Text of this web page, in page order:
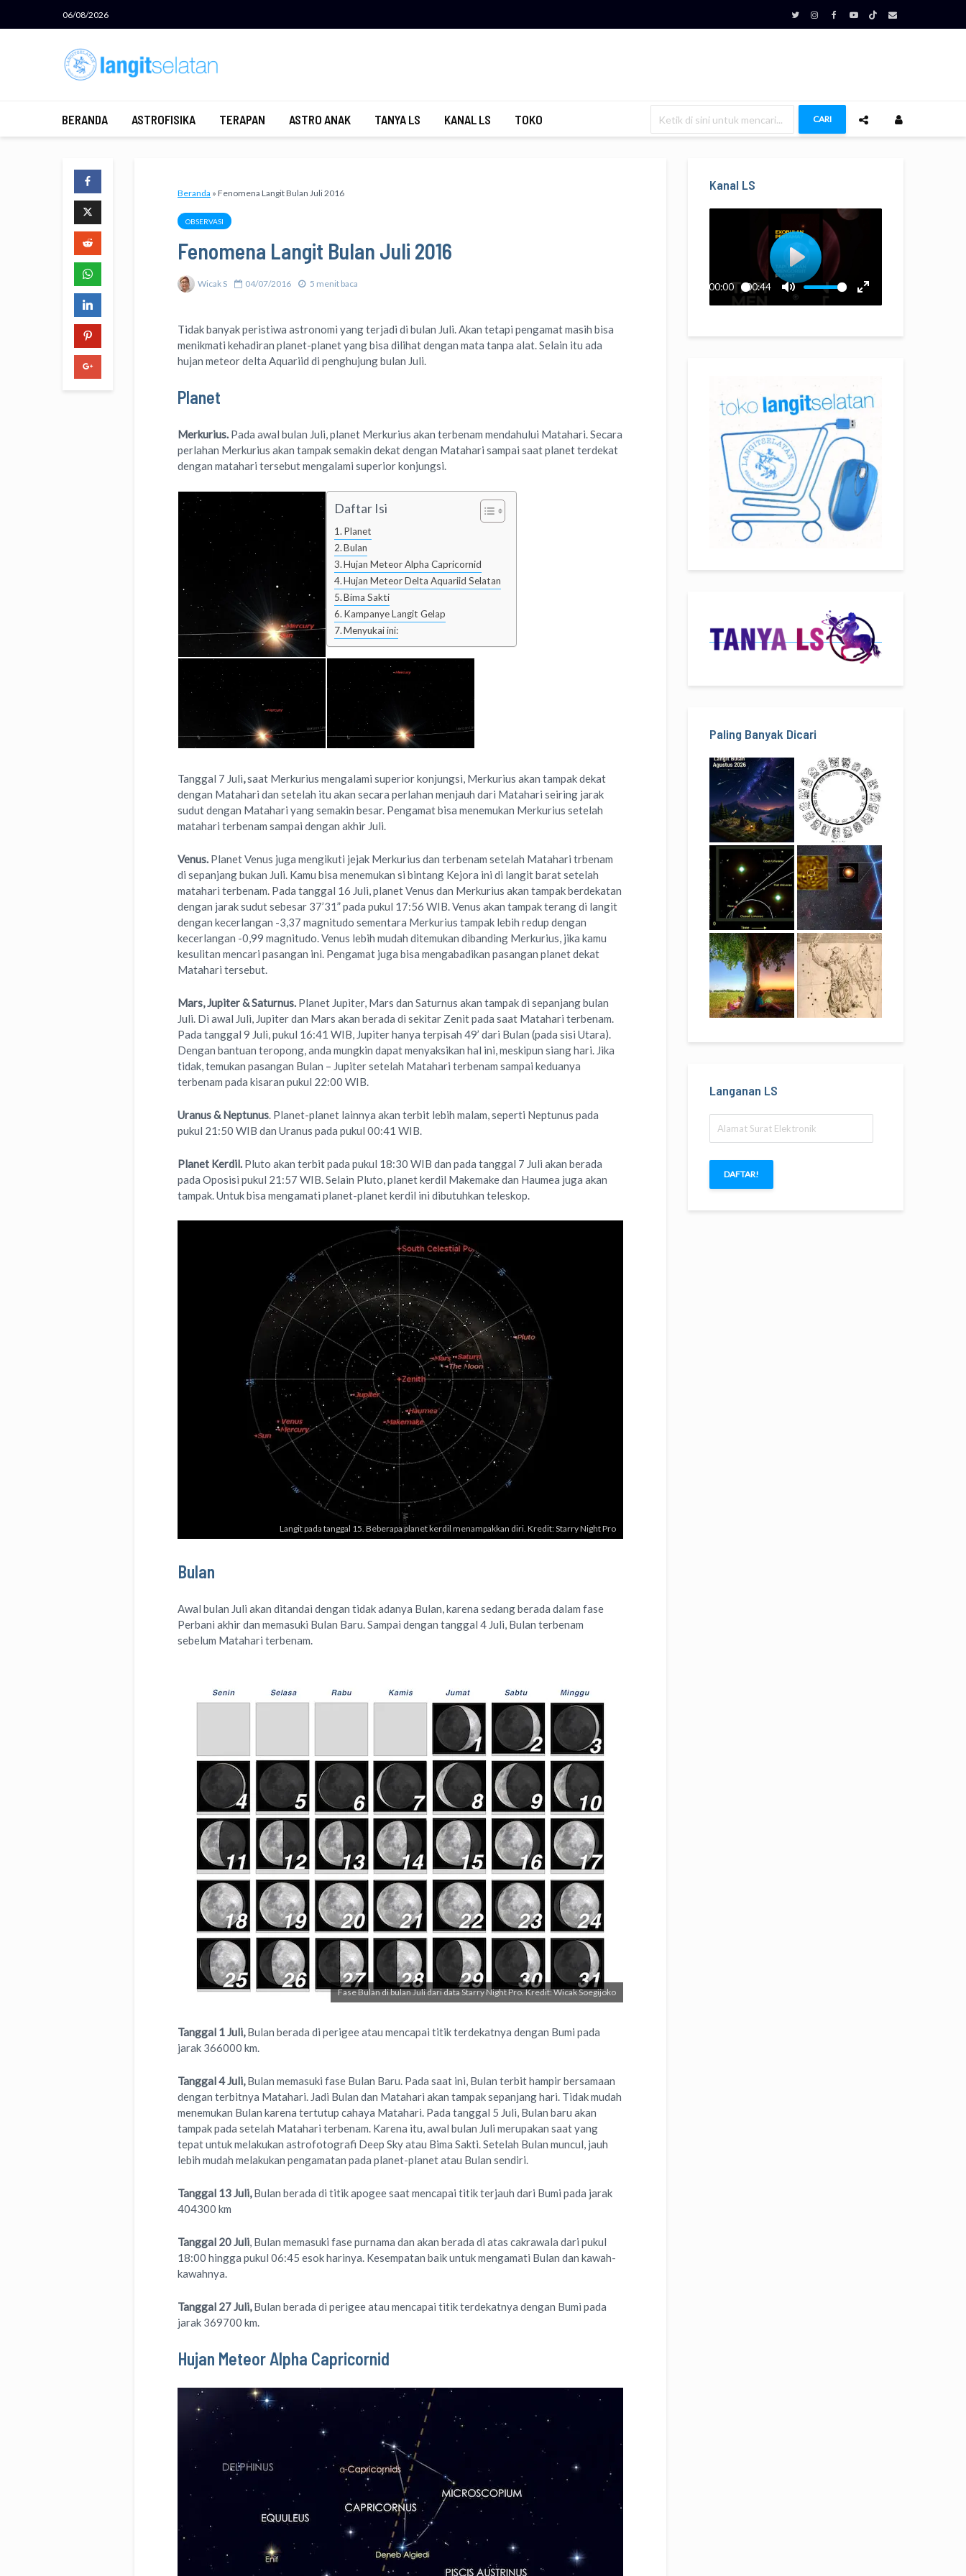
06/08/2026
BERANDA ASTROFISIKA TERAPAN ASTRO ANAK TANYA LS KANAL LS TOKO CARI
Beranda » Fenomena Langit Bulan Juli 2016
OBSERVASI
Fenomena Langit Bulan Juli 2016
Wicak S 04/07/2016 5 menit baca
Tidak banyak peristiwa astronomi yang terjadi di bulan Juli. Akan tetapi pengamat masih bisa
menikmati kehadiran planet-planet yang bisa dilihat dengan mata tanpa alat. Selain itu ada
hujan meteor delta Aquariid di penghujung bulan Juli.
Planet
Merkurius. Pada awal bulan Juli, planet Merkurius akan terbenam mendahului Matahari. Secara
perlahan Merkurius akan tampak semakin dekat dengan Matahari sampai saat planet terdekat
dengan matahari tersebut mengalami superior konjungsi.
Daftar Isi
Planet
Bulan
Hujan Meteor Alpha Capricornid
Hujan Meteor Delta Aquariid Selatan
Bima Sakti
Kampanye Langit Gelap
Menyukai ini:
Tanggal 7 Juli,saat Merkurius mengalami superior konjungsi, Merkurius akan tampak dekat
dengan Matahari dan setelah itu akan secara perlahan menjauh dari Matahari seiring jarak
sudut dengan Matahari yang semakin besar. Pengamat bisa menemukan Merkurius setelah
matahari terbenam sampai dengan akhir Juli.
Venus. Planet Venus juga mengikuti jejak Merkurius dan terbenam setelah Matahari trbenam
di sepanjang bukan Juli. Kamu bisa menemukan si bintang Kejora ini di langit barat setelah
matahari terbenam. Pada tanggal 16 Juli, planet Venus dan Merkurius akan tampak berdekatan
dengan jarak sudut sebesar 37’31” pada pukul 17:56 WIB. Venus akan tampak terang di langit
dengan kecerlangan -3,37 magnitudo sementara Merkurius tampak lebih redup dengan
kecerlangan -0,99 magnitudo. Venus lebih mudah ditemukan dibanding Merkurius, jika kamu
kesulitan mencari pasangan ini. Pengamat juga bisa mengabadikan pasangan planet dekat
Matahari tersebut.
Mars, Jupiter & Saturnus. Planet Jupiter, Mars dan Saturnus akan tampak di sepanjang bulan
Juli. Di awal Juli, Jupiter dan Mars akan berada di sekitar Zenit pada saat Matahari terbenam.
Pada tanggal 9 Juli, pukul 16:41 WIB, Jupiter hanya terpisah 49’ dari Bulan (pada sisi Utara).
Dengan bantuan teropong, anda mungkin dapat menyaksikan hal ini, meskipun siang hari. Jika
tidak, temukan pasangan Bulan – Jupiter setelah Matahari terbenam sampai keduanya
terbenam pada kisaran pukul 22:00 WIB.
Uranus & Neptunus . Planet-planet lainnya akan terbit lebih malam, seperti Neptunus pada
pukul 21:50 WIB dan Uranus pada pukul 00:41 WIB.
Planet Kerdil. Pluto akan terbit pada pukul 18:30 WIB dan pada tanggal 7 Juli akan berada
pada Oposisi pukul 21:57 WIB. Selain Pluto, planet kerdil Makemake dan Haumea juga akan
tampak. Untuk bisa mengamati planet-planet kerdil ini dibutuhkan teleskop.
Langit pada tanggal 15. Beberapa planet kerdil menampakkan diri. Kredit: Starry Night Pro
Bulan
Awal bulan Juli akan ditandai dengan tidak adanya Bulan, karena sedang berada dalam fase
Perbani akhir dan memasuki Bulan Baru. Sampai dengan tanggal 4 Juli, Bulan terbenam
sebelum Matahari terbenam.
Fase Bulan di bulan Juli dari data Starry Night Pro. Kredit: Wicak Soegijoko
Tanggal 1 Juli, Bulan berada di perigee atau mencapai titik terdekatnya dengan Bumi pada
jarak 366000 km.
Tanggal 4 Juli, Bulan memasuki fase Bulan Baru. Pada saat ini, Bulan terbit hampir bersamaan
dengan terbitnya Matahari. Jadi Bulan dan Matahari akan tampak sepanjang hari. Tidak mudah
menemukan Bulan karena tertutup cahaya Matahari. Pada tanggal 5 Juli, Bulan baru akan
tampak pada setelah Matahari terbenam. Karena itu, awal bulan Juli merupakan saat yang
tepat untuk melakukan astrofotografi Deep Sky atau Bima Sakti. Setelah Bulan muncul, jauh
lebih mudah melakukan pengamatan pada planet-planet atau Bulan sendiri.
Tanggal 13 Juli, Bulan berada di titik apogee saat mencapai titik terjauh dari Bumi pada jarak
404300 km
Tanggal 20 Juli , Bulan memasuki fase purnama dan akan berada di atas cakrawala dari pukul
18:00 hingga pukul 06:45 esok harinya. Kesempatan baik untuk mengamati Bulan dan kawah-
kawahnya.
Tanggal 27 Juli, Bulan berada di perigee atau mencapai titik terdekatnya dengan Bumi pada
jarak 369700 km.
Hujan Meteor Alpha Capricornid
Kanal LS
Paling Banyak Dicari
Langanan LS
Surat
Elektronik
DAFTAR!